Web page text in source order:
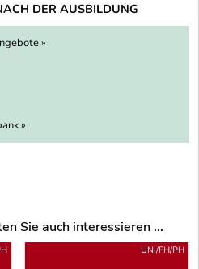
DER AUSBILDUNG
»
»
Sie auch interessieren ...
UNI/FH/PH